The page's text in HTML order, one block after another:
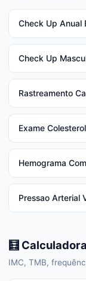
Check Up Anual
Check Up
Rastreamento
Exame
Hemograma
Pressao Arterial
🧮
IMC, TMB,